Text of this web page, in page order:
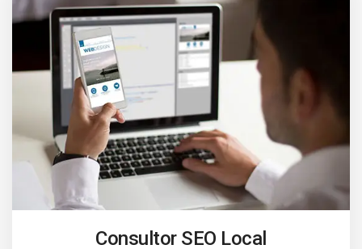
Consultor SEO Local